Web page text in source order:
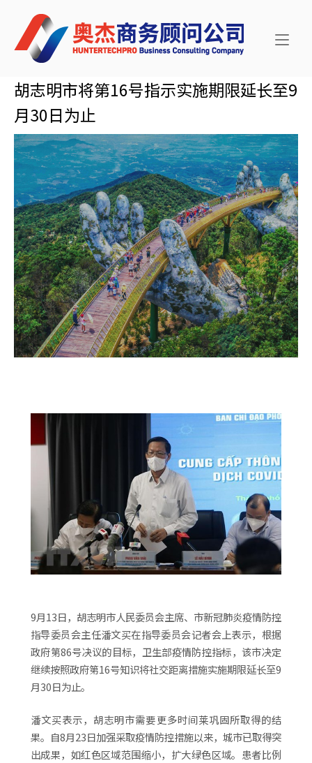
content
Home
胡志明市将第16号指示实施期限延长至9
月30日为止
9月13日，胡志明市人民委员会主席、市新冠肺炎疫情防控
指导委员会主任潘文买在指导委员会记者会上表示，根据
政府第86号决议的目标，卫生部疫情防控指标，该市决定
继续按照政府第16号知识将社交距离措施实施期限延长至9
月30日为止。
潘文买表示，胡志明市需要更多时间莱巩固所取得的结
果。自8月23日加强采取疫情防控措施以来，城市已取得突
出成果，如红色区域范围缩小，扩大绿色区域。患者比例